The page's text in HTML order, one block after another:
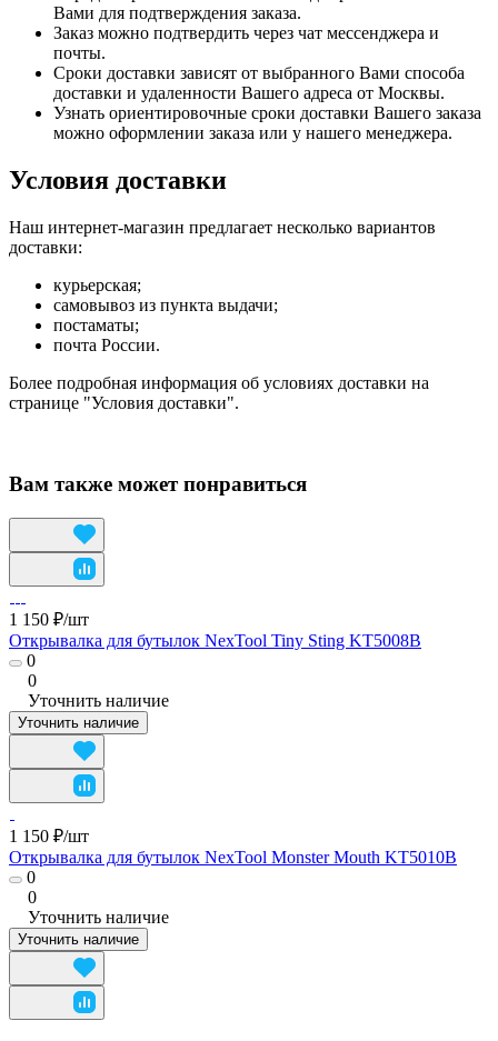
Вами для подтверждения заказа.
Заказ можно подтвердить через чат мессенджера и
почты.
Сроки доставки зависят от выбранного Вами способа
доставки и удаленности Вашего адреса от Москвы.
Узнать ориентировочные сроки доставки Вашего заказа
можно оформлении заказа или у нашего менеджера.
Условия доставки
Наш интернет-магазин предлагает несколько вариантов
доставки:
курьерская;
самовывоз из пункта выдачи;
постаматы;
почта России.
Более подробная информация об условиях доставки на
странице "Условия доставки".
Вам также может понравиться
1 150 ₽/шт
Открывалка для бутылок NexTool Tiny Sting KT5008B
0
0
Уточнить наличие
Уточнить наличие
1 150 ₽/шт
Открывалка для бутылок NexTool Monster Mouth KT5010B
0
0
Уточнить наличие
Уточнить наличие